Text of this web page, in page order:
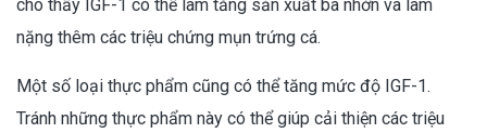
cho thấy IGF-1 có thể làm tăng sản xuất bã nhờn và làm
nặng thêm các triệu chứng mụn trứng cá.
Một số loại thực phẩm cũng có thể tăng mức độ IGF-1.
Tránh những thực phẩm này có thể giúp cải thiện các triệu